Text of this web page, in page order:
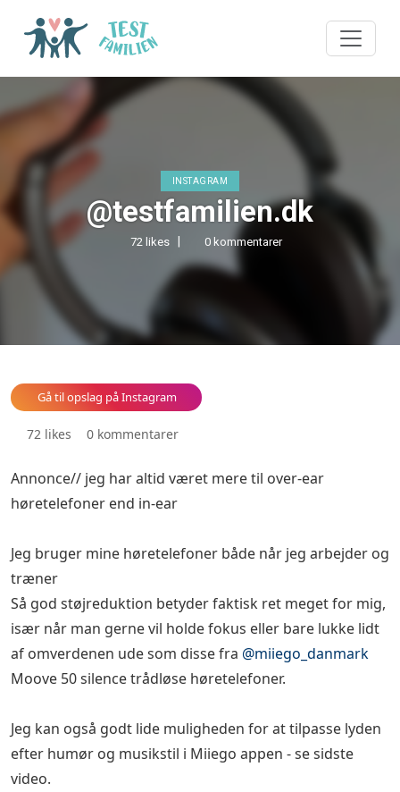
INSTAGRAM
@testfamilien.dk
72 likes 0 kommentarer
Gå til opslag på Instagram
72 likes 0 kommentarer
Annonce// jeg har altid været mere til over-ear
høretelefoner end in-ear 🎧
Jeg bruger mine høretelefoner både når jeg arbejder og
træner 💻🏋️‍♂️
Så god støjreduktion betyder faktisk ret meget for mig,
især når man gerne vil holde fokus eller bare lukke lidt
af omverdenen ude som disse fra @miiego_danmark
Moove 50 silence trådløse høretelefoner.😌
Jeg kan også godt lide muligheden for at tilpasse lyden
efter humør og musikstil i Miiego appen - se sidste
video.🎶